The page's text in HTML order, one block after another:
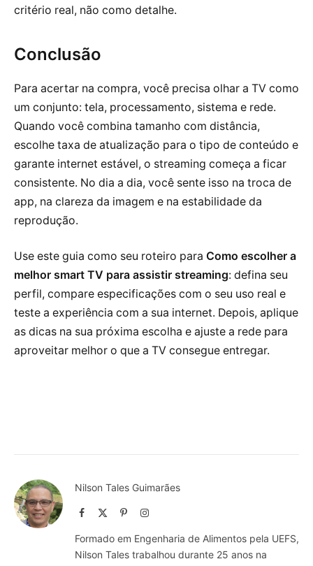
critério real, não como detalhe.
Conclusão
Para acertar na compra, você precisa olhar a TV como
um conjunto: tela, processamento, sistema e rede.
Quando você combina tamanho com distância,
escolhe taxa de atualização para o tipo de conteúdo e
garante internet estável, o streaming começa a ficar
consistente. No dia a dia, você sente isso na troca de
app, na clareza da imagem e na estabilidade da
reprodução.
Use este guia como seu roteiro para Como escolher a
melhor smart TV para assistir streaming: defina seu
perfil, compare especificações com o seu uso real e
teste a experiência com a sua internet. Depois, aplique
as dicas na sua próxima escolha e ajuste a rede para
aproveitar melhor o que a TV consegue entregar.
Nilson Tales Guimarães
Facebook PinterestInstagram
Formado em Engenharia de Alimentos pela UEFS,
Nilson Tales trabalhou durante 25 anos na